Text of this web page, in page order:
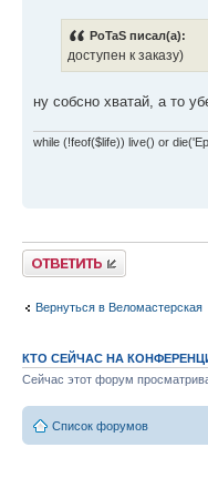
PoTaS писал(а):
доступен к заказу)
ну собсно хватай, а то
while (!feof($life)) live() or
Ответить
Вернуться в Веломастерская
КТО СЕЙЧАС НА
Сейчас этот форум
Список форумов